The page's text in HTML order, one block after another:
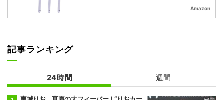
Amazon
記事ランキング
24時間 週間